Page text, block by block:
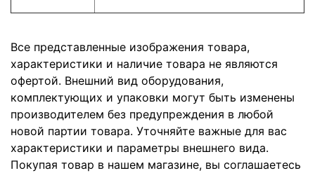
Все представленные изображения товара,
характеристики и наличие товара не являются
офертой. Внешний вид оборудования,
комплектующих и упаковки могут быть изменены
производителем без предупреждения в любой
новой партии товара. Уточняйте важные для вас
характеристики и параметры внешнего вида.
Покупая товар в нашем магазине, вы соглашаетесь